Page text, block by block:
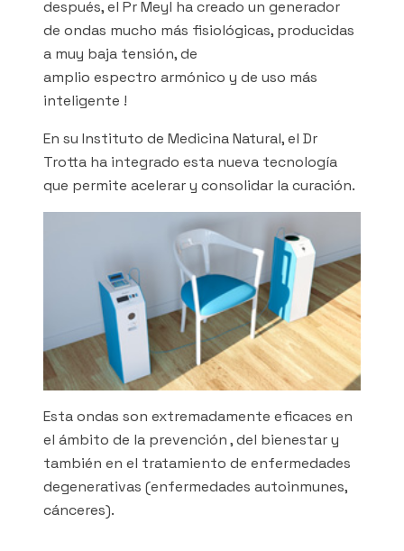
después, el Pr Meyl ha creado un generador
de ondas mucho más fisiológicas, producidas
a muy baja tensión, de
amplio espectro armónico y de uso más
inteligente !
En su Instituto de Medicina Natural, el Dr
Trotta ha integrado esta nueva tecnología
que permite acelerar y consolidar la curación.
Esta ondas son extremadamente eficaces en
el ámbito de la prevención , del bienestar y
también en el tratamiento de enfermedades
degenerativas (enfermedades autoinmunes,
cánceres).